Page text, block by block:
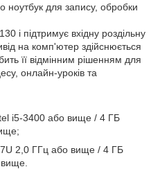
ноутбук для запису, обробки
і підтримує вхідну роздільну
на комп'ютер здійснюється
її відмінним рішенням для
онлайн-уроків та
i5-3400 або вище / 4 ГБ
2,0 ГГц або вище / 4 ГБ